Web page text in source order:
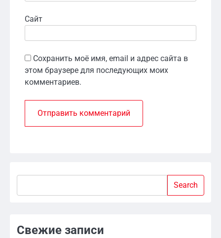
Сайт
Сохранить моё имя, email и адрес сайта в
этом браузере для последующих моих
комментариев.
Search
Свежие записи